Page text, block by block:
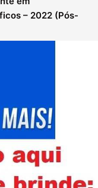
– 2022 (Pós-